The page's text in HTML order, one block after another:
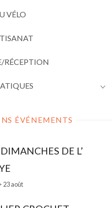
VÉLO
RÉCEPTION
ÉVÉNEMENTS
DE L’
23 août